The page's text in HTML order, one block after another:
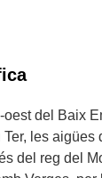
del Baix
les aigües
del reg del